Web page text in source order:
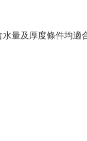
量及厚度條件均適